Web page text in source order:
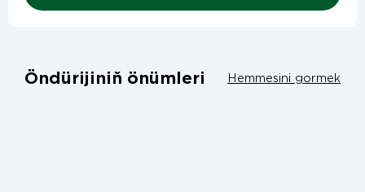
Öndürijiniň önümleri Hemmesini gormek